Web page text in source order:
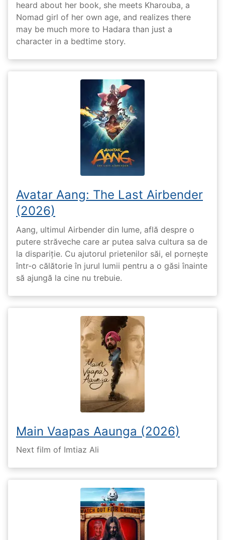
heard about her book, she meets Kharouba, a
Nomad girl of her own age, and realizes there
may be much more to Hadara than just a
character in a bedtime story.
Avatar Aang: The Last Airbender
(2026)
Aang, ultimul Airbender din lume, află despre o
putere străveche care ar putea salva cultura sa de
la dispariție. Cu ajutorul prietenilor săi, el pornește
într-o călătorie în jurul lumii pentru a o găsi înainte
să ajungă la cine nu trebuie.
Main Vaapas Aaunga (2026)
Next film of Imtiaz Ali